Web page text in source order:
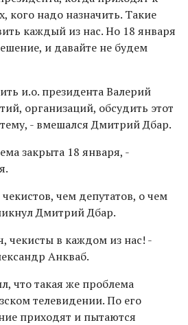
кого надо назначить. Такие
каждый из нас. Но 18 января
и давайте не будем
и.о. президента Валерий
организаций, обсудить этот
- вмешался Дмитрий Дбар.
закрыта 18 января, -
чем депутатов, о чем
Дмитрий Дбар.
чекисты в каждом из нас! -
Анкваб.
что такая же проблема
телевидении. По его
приходят и пытаются